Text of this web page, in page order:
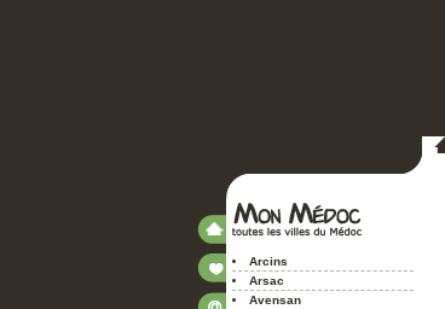
Arcins
Arsac
Avensan